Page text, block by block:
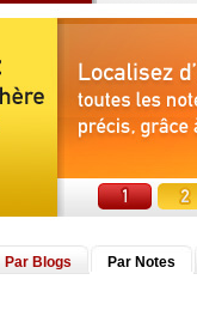
Par Blogs Par Notes